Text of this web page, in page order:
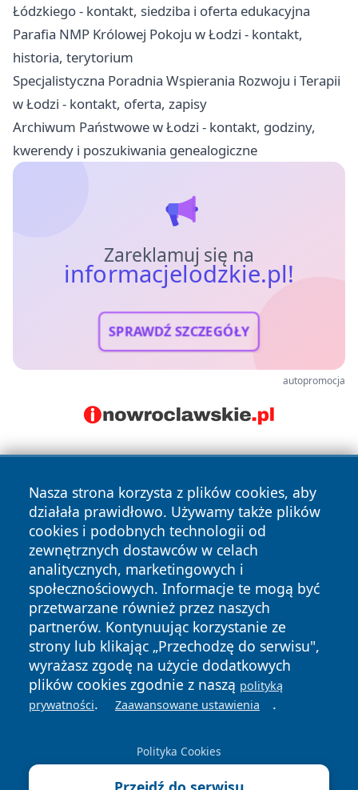
Łódzkiego - kontakt, siedziba i oferta edukacyjna
Parafia NMP Królowej Pokoju w Łodzi - kontakt,
historia, terytorium
Specjalistyczna Poradnia Wspierania Rozwoju i Terapii
w Łodzi - kontakt, oferta, zapisy
Archiwum Państwowe w Łodzi - kontakt, godziny,
kwerendy i poszukiwania genealogiczne
Zareklamuj się na
informacjelodzkie.pl!
SPRAWDŹ SZCZEGÓŁY
autopromocja
Nasza strona korzysta z plików cookies, aby
działała prawidłowo. Używamy także plików
cookies i podobnych technologii od
zewnętrznych dostawców w celach
analitycznych, marketingowych i
społecznościowych. Informacje te mogą być
przetwarzane również przez naszych
partnerów. Kontynuując korzystanie ze
strony lub klikając „Przechodzę do serwisu",
wyrażasz zgodę na użycie dodatkowych
plików cookies zgodnie z naszą polityką
prywatności. Zaawansowane ustawienia .
Polityka Cookies
Copyright © 2026 informacjelodzkie.pl Wszystkie prawa
zastrzeżone.
News Autorzy
Polityka
Prywatności
Polityka
Cookies